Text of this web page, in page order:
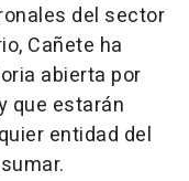
del sector
Cañete ha
abierta por
que estarán
entidad del